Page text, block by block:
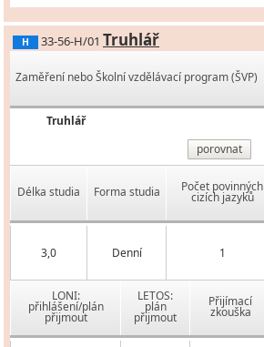
H 33-56-H/01 Truhlář
Zaměření nebo Školní vzdělávací program (ŠVP)
Truhlář
porovnat
Délka studia Forma studia Počet povinných
cizích jazyků
3,0 Denní 1
LONI:
přihlášení/plán
přijmout
LETOS:
plán
přijmout
Přijímací
zkouška